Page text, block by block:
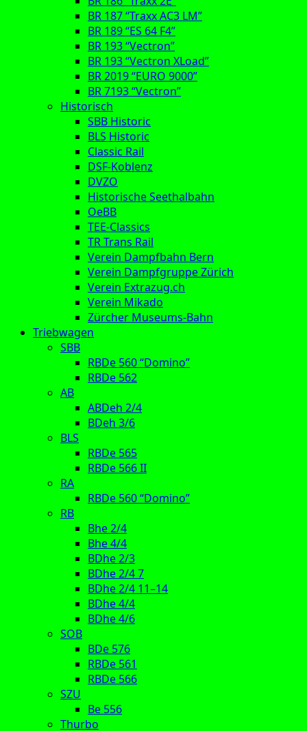
BR 187 “Traxx AC3 LM”
BR 189 “ES 64 F4”
BR 193 “Vectron”
BR 193 “Vectron XLoad”
BR 2019 “EURO 9000”
BR 7193 “Vectron”
Historisch
SBB Historic
BLS Historic
Classic Rail
DSF-Koblenz
DVZO
Historische Seethalbahn
OeBB
TEE-Classics
TR Trans Rail
Verein Dampfbahn Bern
Verein Dampfgruppe Zürich
Verein Extrazug.ch
Verein Mikado
Zürcher Museums-Bahn
Triebwagen
SBB
RBDe 560 “Domino”
RBDe 562
AB
ABDeh 2/4
BDeh 3/6
BLS
RBDe 565
RBDe 566 II
RA
RBDe 560 “Domino”
RB
Bhe 2/4
Bhe 4/4
BDhe 2/3
BDhe 2/4 7
BDhe 2/4 11–14
BDhe 4/4
BDhe 4/6
SOB
BDe 576
RBDe 561
RBDe 566
SZU
Be 556
Thurbo